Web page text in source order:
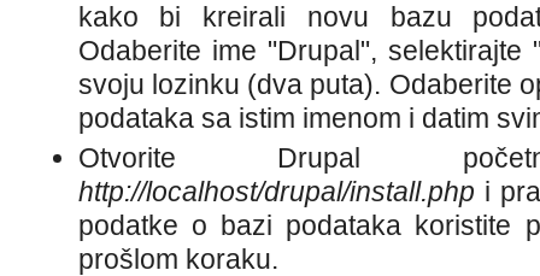
kako bi kreirali novu bazu
Odaberite ime "Drupal",
svoju lozinku (dva puta). Odaberite
podataka sa istim imenom i datim
Otvorite Drupal
http://localhost/drupal/install.php i
podatke o bazi podataka koristite
prošlom koraku.